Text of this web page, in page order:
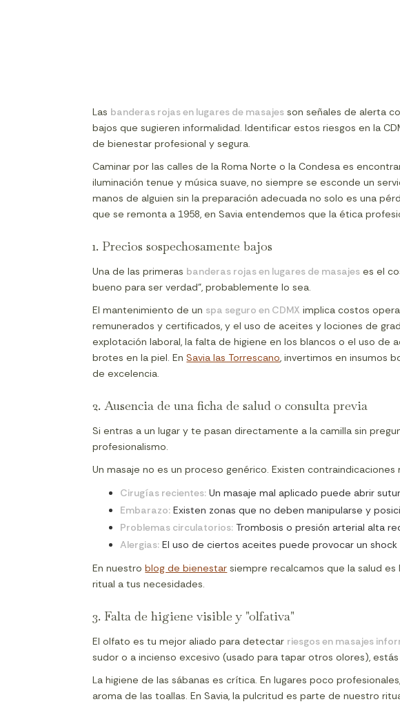
Las banderas rojas en lugares de masajes son señales de alerta
bajos que sugieren informalidad. Identificar estos riesgos en la
de bienestar profesional y segura.
Caminar por las calles de la Roma Norte o la Condesa es
iluminación tenue y música suave, no siempre se esconde un
manos de alguien sin la preparación adecuada no solo es una
que se remonta a 1958, en Savia entendemos que la ética
1. Precios sospechosamente bajos
Una de las primeras banderas rojas en lugares de masajes es el
bueno para ser verdad", probablemente lo sea.
El mantenimiento de un spa seguro en CDMX implica costos
remunerados y certificados, y el uso de aceites y lociones de
explotación laboral, la falta de higiene en los blancos o el uso
brotes en la piel. EnSavia las Torrescano, invertimos en insumos
de excelencia.
2. Ausencia de una ficha de salud o consulta previa
Si entras a un lugar y te pasan directamente a la camilla sin
profesionalismo.
Un masaje no es un proceso genérico. Existen
Cirugías recientes: Un masaje mal aplicado puede abrir
Embarazo: Existen zonas que no deben manipularse y
Problemas circulatorios: Trombosis o presión arterial alta
Alergias: El uso de ciertos aceites puede provocar un
En nuestroblog de bienestar siempre recalcamos que la salud
ritual a tus necesidades.
3. Falta de higiene visible y "olfativa"
El olfato es tu mejor aliado para detectar riesgos en masajes
sudor o a incienso excesivo (usado para tapar otros olores),
La higiene de las sábanas es crítica. En lugares poco
aroma de las toallas. En Savia, la pulcritud es parte de nuestro